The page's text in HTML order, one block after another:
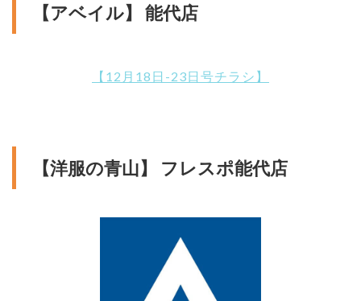
【アベイル】 能代店
【12月18日-23日号チラシ】
【洋服の青山】 フレスポ能代店